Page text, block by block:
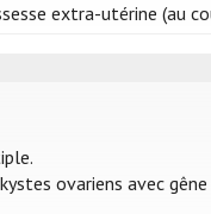
extra-utérine (au
ovariens avec